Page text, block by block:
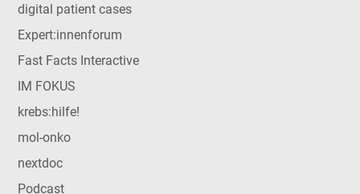
digital patient cases
Expert:innenforum
Fast Facts Interactive
IM FOKUS
krebs:hilfe!
mol-onko
nextdoc
Podcast